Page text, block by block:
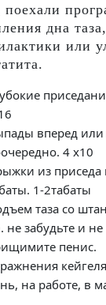
дна таза,
или
вперед или
4 х10
из приседа
1-2табаты
таза со
не забудьте и не
пенис.
на работе, в